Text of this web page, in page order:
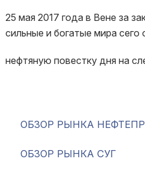
25 мая 2017 года в Вене за
сильные и богатые мира сего
нефтяную повестку дня на
ОБЗОР РЫНКА
ОБЗОР РЫНКА СУГ